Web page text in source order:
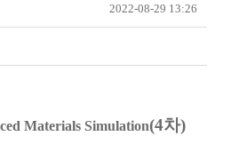
2022-08-29 13:26
Materials Simulation(4차)